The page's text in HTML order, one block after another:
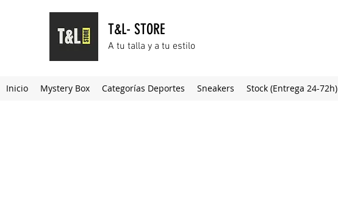
T&L- STORE
A tu talla y a tu estilo
Inicio Mystery Box Categorías Deportes Sneakers Stock (Entrega 24-72h)